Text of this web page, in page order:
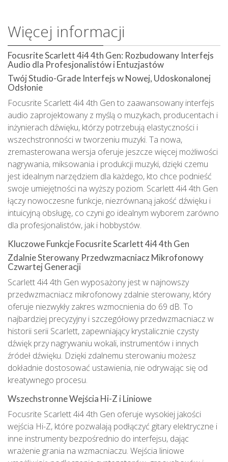
Więcej informacji
Focusrite Scarlett 4i4 4th Gen: Rozbudowany Interfejs
Audio dla Profesjonalistów i Entuzjastów
Twój Studio-Grade Interfejs w Nowej, Udoskonalonej
Odsłonie
Focusrite Scarlett 4i4 4th Gen to zaawansowany interfejs
audio zaprojektowany z myślą o muzykach, producentach i
inżynierach dźwięku, którzy potrzebują elastyczności i
wszechstronności w tworzeniu muzyki. Ta nowa,
zremasterowana wersja oferuje jeszcze więcej możliwości
nagrywania, miksowania i produkcji muzyki, dzięki czemu
jest idealnym narzędziem dla każdego, kto chce podnieść
swoje umiejętności na wyższy poziom. Scarlett 4i4 4th Gen
łączy nowoczesne funkcje, niezrównaną jakość dźwięku i
intuicyjną obsługę, co czyni go idealnym wyborem zarówno
dla profesjonalistów, jak i hobbystów.
Kluczowe Funkcje Focusrite Scarlett 4i4 4th Gen
Zdalnie Sterowany Przedwzmacniacz Mikrofonowy
Czwartej Generacji
Scarlett 4i4 4th Gen wyposażony jest w najnowszy
przedwzmacniacz mikrofonowy zdalnie sterowany, który
oferuje niezwykły zakres wzmocnienia do 69 dB. To
najbardziej precyzyjny i szczegółowy przedwzmacniacz w
historii serii Scarlett, zapewniający krystalicznie czysty
dźwięk przy nagrywaniu wokali, instrumentów i innych
źródeł dźwięku. Dzięki zdalnemu sterowaniu możesz
dokładnie dostosować ustawienia, nie odrywając się od
kreatywnego procesu.
Wszechstronne Wejścia Hi-Z i Liniowe
Focusrite Scarlett 4i4 4th Gen oferuje wysokiej jakości
wejścia Hi-Z, które pozwalają podłączyć gitary elektryczne i
inne instrumenty bezpośrednio do interfejsu, dając
wrażenie grania na wzmacniaczu. Wejścia liniowe